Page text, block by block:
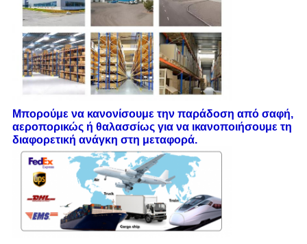
Μπορούμε να κανονίσουμε την παράδοση από σαφή,
αεροπορικώς ή θαλασσίως για να ικανοποιήσουμε τη
διαφορετική ανάγκη στη μεταφορά.